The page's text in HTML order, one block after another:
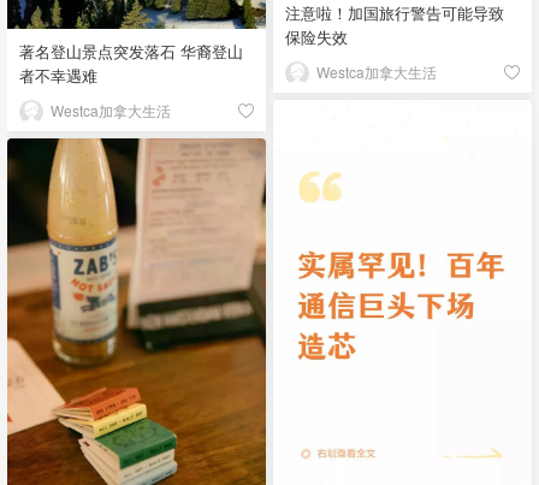
注意啦！加国旅行警告可能导致
保险失效
Westca加拿大生活
著名登山景点突发落石 华裔登山
者不幸遇难
Westca加拿大生活